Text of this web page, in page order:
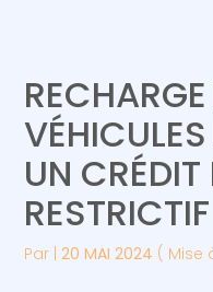
Gérer votre quotidien
Piloter votre entreprise
Développer votre
Suivre votre
Gérer vos ressources
UN CRÉDIT
Par |20 MAI 2024 ( Mise